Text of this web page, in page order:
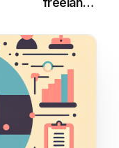
voor de Wet DBA